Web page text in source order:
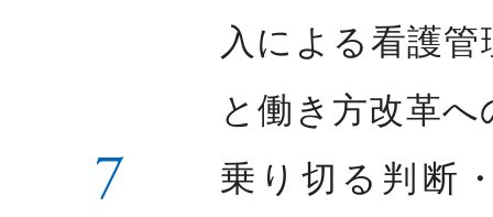
7
入による看護
と働き方改革
乗り切る判断